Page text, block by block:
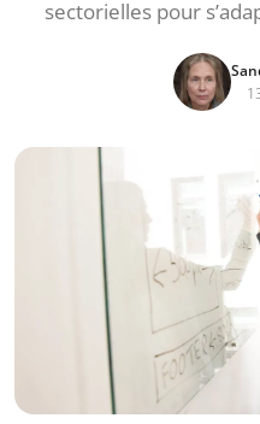
sectorielles pour